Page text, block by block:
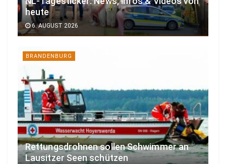
heute
6. AUGUST 2026
BRANDENBURG
Rettungsdrohnen sollen Schwimmer an
Lausitzer Seen schützen